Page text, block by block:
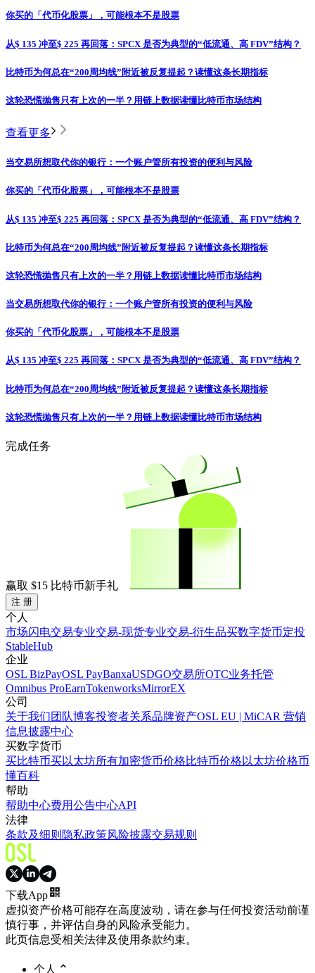
你买的「代币化股票」，可能根本不是股票
从$ 135 冲至$ 225 再回落：SPCX 是否为典型的“低流通、高 FDV”结构？
比特币为何总在“200周均线”附近被反复提起？读懂这条长期指标
这轮恐慌抛售只有上次的一半？用链上数据读懂比特币市场结构
查看更多
当交易所想取代你的银行：一个账户管所有投资的便利与风险
你买的「代币化股票」，可能根本不是股票
从$ 135 冲至$ 225 再回落：SPCX 是否为典型的“低流通、高 FDV”结构？
比特币为何总在“200周均线”附近被反复提起？读懂这条长期指标
这轮恐慌抛售只有上次的一半？用链上数据读懂比特币市场结构
当交易所想取代你的银行：一个账户管所有投资的便利与风险
你买的「代币化股票」，可能根本不是股票
从$ 135 冲至$ 225 再回落：SPCX 是否为典型的“低流通、高 FDV”结构？
比特币为何总在“200周均线”附近被反复提起？读懂这条长期指标
这轮恐慌抛售只有上次的一半？用链上数据读懂比特币市场结构
完成任务
赢取 $15 比特币新手礼
注 册
个人
市场闪电交易专业交易-现货专业交易-衍生品买数字货币定投
StableHub
企业
OSL BizPayOSL PayBanxaUSDGO交易所OTC业务托管
Omnibus ProEarnTokenworksMirrorEX
公司
关于我们团队博客投资者关系品牌资产OSL EU | MiCAR 营销
信息披露中心
买数字货币
买比特币买以太坊所有加密货币价格比特币价格 以太坊价格币
懂百科
帮助
帮助中心费用公告中心API
法律
条款及细则 隐私政策风险披露交易规则
下载App
虚拟资产价格可能存在高度波动，请在参与任何投资活动前谨
慎行事，并评估自身的风险承受能力。
此页信息受相关法律及使用条款约束。
个人